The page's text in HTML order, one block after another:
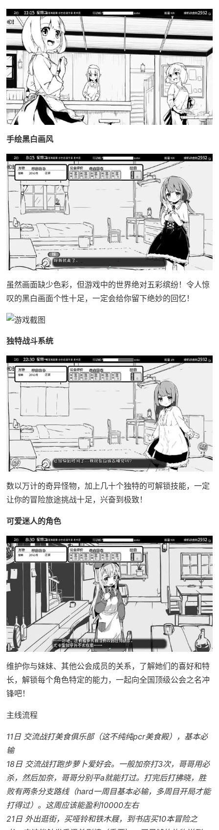
手绘黑白画风
虽然画面缺少色彩，但游戏中的世界绝对五彩缤纷！令人惊
叹的黑白画面个性十足，一定会给你留下绝妙的回忆！
独特战斗系统
数以万计的奇异怪物，加上几十个独特的可解锁技能，一定
让你的冒险旅途挑战十足，兴奋到极致！
可爱迷人的角色
维护你与妹妹、其他公会成员的关系，了解她们的喜好和特
长，解锁每个角色特定的能力，一起向全国顶级公会之名冲
锋吧！
主线流程
11日 交流战打美食俱乐部（这不纯纯pcr美食殿），基本必
输
18日 交流战打跑步萝卜爱好会。一般加奈打3次，哥哥用必
杀，然后加奈，哥哥分别平a就能打过。打完后打拂晓，胜
败有两条分支路线（hard一周目基本必输，多周目开局才能
打得过）。这周应该能盈利10000左右
21日 外出逛街，买哑铃和铁木屐，到书店买10本冒险之